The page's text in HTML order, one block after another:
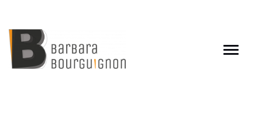
Skip
content